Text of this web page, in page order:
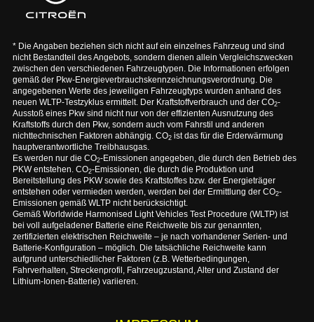
* Die Angaben beziehen sich nicht auf ein einzelnes Fahrzeug und sind
nicht Bestandteil des Angebots, sondern dienen allein Vergleichszwecken
zwischen den verschiedenen Fahrzeugtypen. Die Informationen erfolgen
gemäß der Pkw-Energieverbrauchskennzeichnungsverordnung. Die
angegebenen Werte des jeweiligen Fahrzeugtyps wurden anhand des
neuen WLTP-Testzyklus ermittelt. Der Kraftstoffverbrauch und der CO2-
Ausstoß eines Pkw sind nicht nur von der effizienten Ausnutzung des
Kraftstoffs durch den Pkw, sondern auch vom Fahrstil und anderen
nichttechnischen Faktoren abhängig. CO2ist das für die Erderwärmung
hauptverantwortliche Treibhausgas.
Es werden nur die CO2-Emissionen angegeben, die durch den Betrieb des
PKW entstehen. CO2-Emissionen, die durch die Produktion und
Bereitstellung des PKW sowie des Kraftstoffes bzw. der Energieträger
entstehen oder vermieden werden, werden bei der Ermittlung der CO2-
Emissionen gemäß WLTP nicht berücksichtigt.
Gemäß Worldwide Harmonised Light Vehicles Test Procedure (WLTP) ist
bei voll aufgeladener Batterie eine Reichweite bis zur genannten,
zertifizierten elektrischen Reichweite – je nach vorhandener Serien- und
Batterie-Konfiguration – möglich. Die tatsächliche Reichweite kann
aufgrund unterschiedlicher Faktoren (z.B. Wetterbedingungen,
Fahrverhalten, Streckenprofil, Fahrzeugzustand, Alter und Zustand der
Lithium-Ionen-Batterie) variieren.